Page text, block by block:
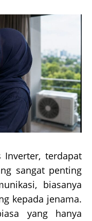
Inverter, terdapat
sangat penting
biasanya
kepada jenama.
yang hanya